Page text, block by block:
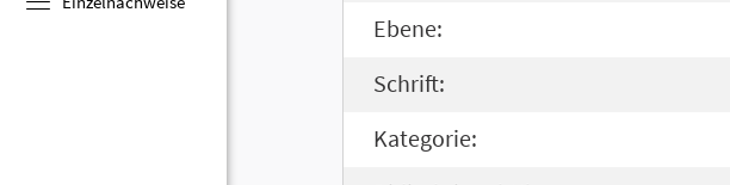
Ebene:
Schrift:
Kategorie: